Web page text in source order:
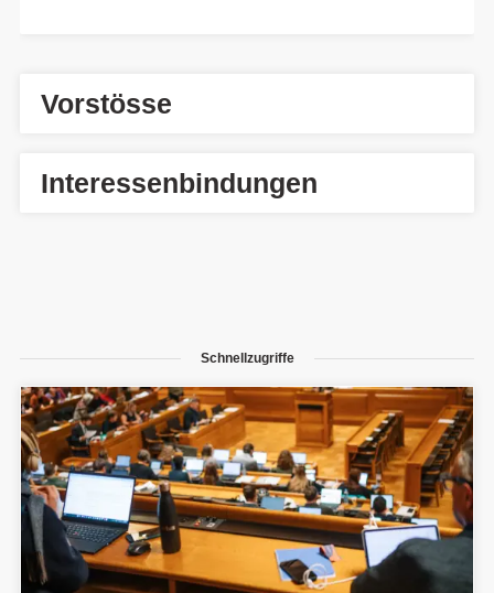
Vorstösse
Interessenbindungen
Schnellzugriffe